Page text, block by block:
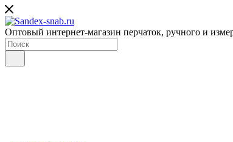
Оптовый интернет-магазин перчаток, ручного и